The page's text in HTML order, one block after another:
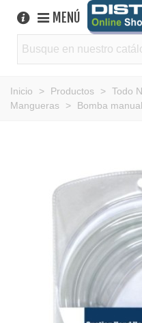
MENÚ
Inicio > Productos > Todo
Mangueras
> Bomba